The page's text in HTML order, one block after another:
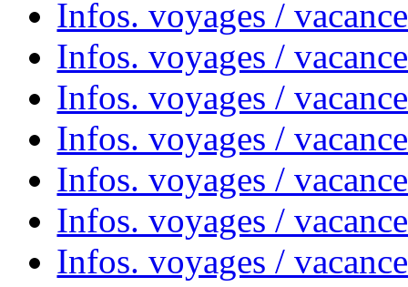
Infos. voyages /
Infos. voyages /
Infos. voyages /
Infos. voyages /
Infos. voyages /
Infos. voyages /
Infos. voyages /